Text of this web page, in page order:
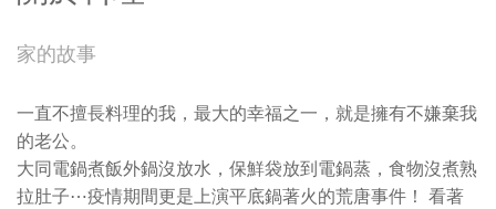
家的故事
一直不擅長料理的我，最大的幸福之一，就是擁有不嫌棄我
的老公。
大同電鍋煮飯外鍋沒放水，保鮮袋放到電鍋蒸，食物沒煮熟
拉肚子⋯疫情期間更是上演平底鍋著火的荒唐事件！ 看著